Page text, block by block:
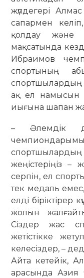
жүлдегері
сапармен
қолдау және
мақсатында
Ибраимов
спортының
спортшылардың
ақ ел намысын
иығына шапан
– Әлемдік
спортшылардың
жеңістеріңіз –
серпін, ел
тек медаль
елді біріктірер
жо­лын
Сіздер жас
жетістікке
келесіздер, –
Айта кетейік,
арасында